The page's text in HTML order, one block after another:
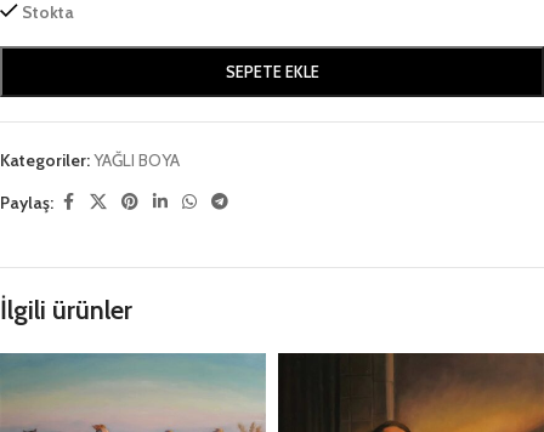
Stokta
SEPETE EKLE
Kategoriler:YAĞLI BOYA
Paylaş:
İlgili ürünler